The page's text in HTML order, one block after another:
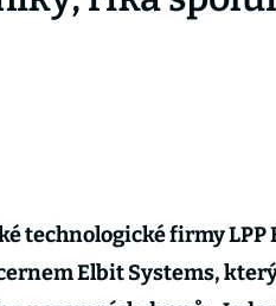
technologické firmy
Elbit Systems,